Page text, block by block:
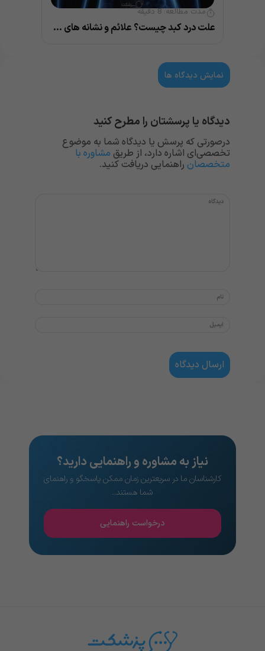
مدت مطالعه:8 دقیقه
علت درد کبد چیست؟ علائم و نشانه های مهم بیماری کبد
نمایش دیدگاه ها
دیدگاه یا پرسشتان را مطرح کنید
درصورتی که پرسش یا دیدگاه شما به موضوع
تخصصی‌ای اشاره دارد، از طریق مشاوره با
متخصصان راهنمایی دریافت کنید.
نیاز به مشاوره و راهنمایی دارید؟
کارشناسان ما در سریعترین زمان ممکن پاسخگو و راهنمای
شما هستند..
درخواست راهنمایی